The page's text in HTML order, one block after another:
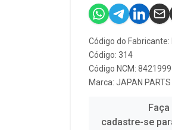
Código do Fabricante:
Código: 314
Código NCM:
Marca: JAPAN PARTS
cadastre-se